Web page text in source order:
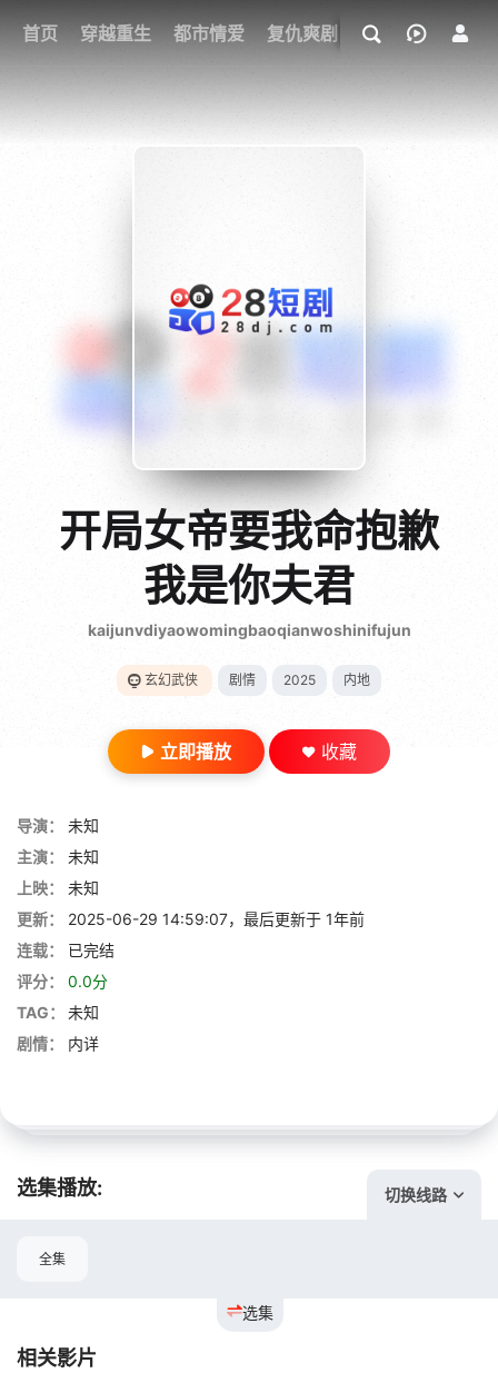
首页 穿越重生 都市情爱 复仇爽剧 玄幻武侠 奇幻
我的观影记录
{if condition="$obj.vod_points
gt 0"}
28短剧
开局女帝要我命抱歉
我是你夫君
kaijunvdiyaowomingbaoqianwoshinifujun
玄幻武侠 剧情 2025 内地
立即播放 收藏
导演：
未知
主演：
未知
上映：
未知
更新：
2025-06-29 14:59:07，最后更新于 1年前
连载：
已完结
评分：
0.0分
TAG：
未知
剧情：
内详
选集播放: 切换线路
选集
全集
相关影片